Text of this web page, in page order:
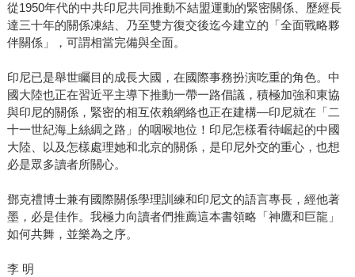
從1950年代的中共印尼共同推動不結盟運動的緊密關係、歷經長
達三十年的關係凍結、乃至雙方復交後迄今建立的「全面戰略夥
伴關係」，可謂相當完備與全面。
印尼已是舉世矚目的成長大國，在國際事務扮演吃重的角色。中
國大陸也正在習近平主導下推動一帶一路倡議，積極加強和東協
與印尼的關係，緊密的相互依賴網絡也正在建構—印尼就在「二
十一世紀海上絲綢之路」的咽喉地位！印尼怎樣看待崛起的中國
大陸、以及怎樣處理她和北京的關係，是印尼外交的重心，也想
必是眾多讀者所關心。
鄧克禮博士兼有國際關係學理訓練和印尼文的語言專長，經他著
墨，必是佳作。我極力向讀者們推薦這本書領略「神鷹和巨龍」
如何共舞，並樂為之序。
李 明